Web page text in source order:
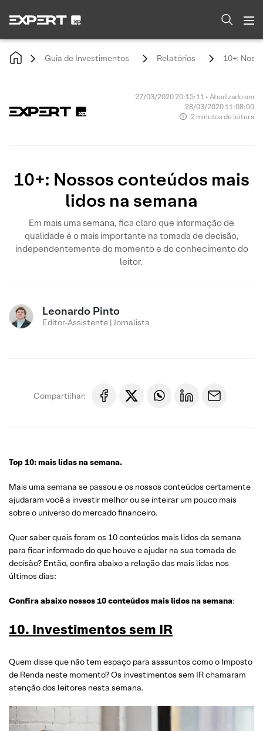
Guia de Investimentos Relatórios 10+:
27/03/2020 20:15:11 • Atualizado em
28/03/2020 11:08:00
2 minutos de leitura
10+: Nossos conteúdos mais
lidos na semana
Em mais uma semana, fica claro que informação de
qualidade é o mais importante na tomada de decisão,
independentemente do momento e do conhecimento do
leitor.
Leonardo Pinto
Editor-Assistente | Jornalista
Compartilhar:
Top 10: mais lidas na semana.
Mais uma semana se passou e os nossos conteúdos certamente
ajudaram você a investir melhor ou se inteirar um pouco mais
sobre o universo do mercado financeiro.
Quer saber quais foram os 10 conteúdos mais lidos da semana
para ficar informado do que houve e ajudar na sua tomada de
decisão? Então, confira abaixo a relação das mais lidas nos
últimos dias:
Confira abaixo nossos 10 conteúdos mais lidos na semana:
10. Investimentos sem IR
Quem disse que não tem espaço para asssuntos como o Imposto
de Renda neste momento? Os investimentos sem IR chamaram
atenção dos leitores nesta semana.